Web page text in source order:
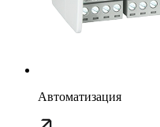
Автоматизация